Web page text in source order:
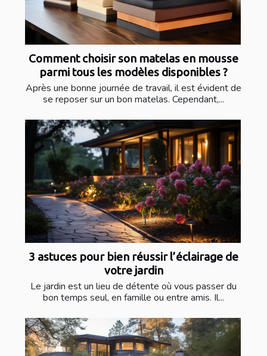
Comment choisir son matelas en mousse
parmi tous les modèles disponibles ?
Après une bonne journée de travail, il est évident de
se reposer sur un bon matelas. Cependant,...
3 astuces pour bien réussir l’éclairage de
votre jardin
Le jardin est un lieu de détente où vous passer du
bon temps seul, en famille ou entre amis. Il...